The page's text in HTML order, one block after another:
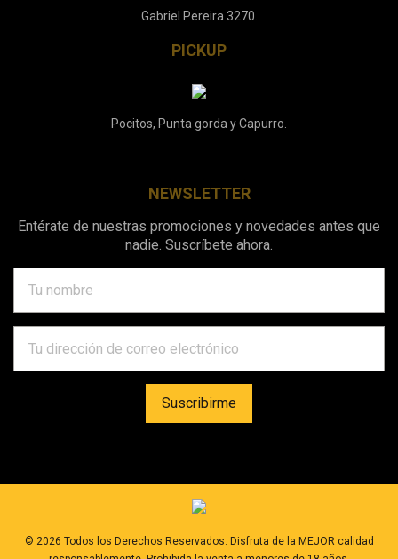
Gabriel Pereira 3270.
PICKUP
Pocitos, Punta gorda y Capurro.
NEWSLETTER
Entérate de nuestras promociones y novedades antes que
nadie. Suscríbete ahora.
© 2026 Todos los Derechos Reservados. Disfruta de la MEJOR calidad